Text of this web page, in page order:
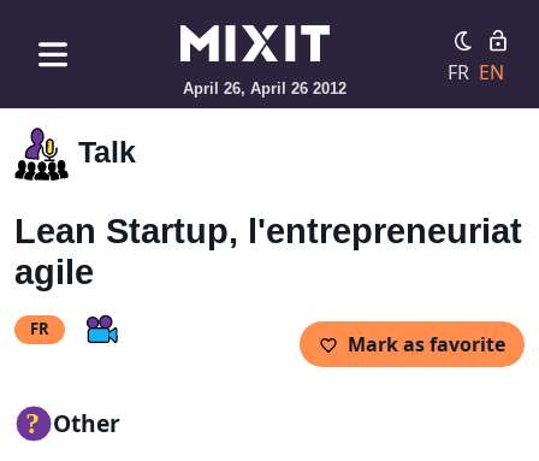
April 26, April 26 2012
FR EN
Talk
Lean Startup, l'entrepreneuriat
agile
FR
Mark as favorite
Other